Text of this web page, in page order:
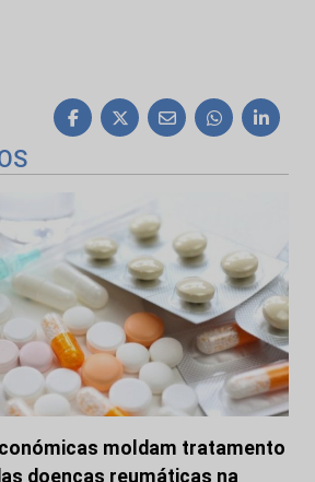
moldam tratamento
doenças reumáticas na